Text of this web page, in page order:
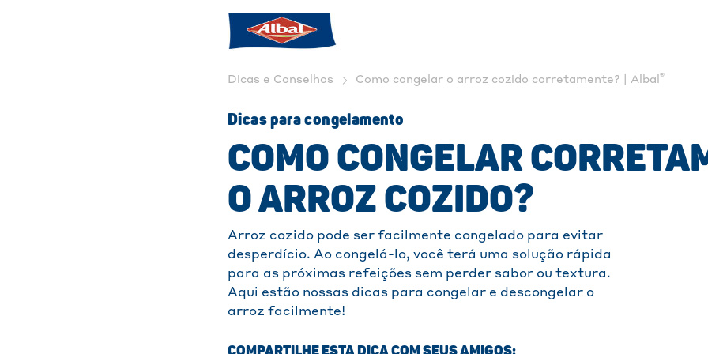
Dicas e Conselhos Como congelar o arroz cozido corretamente? | Albal ®
Dicas para congelamento
COMO CONGELAR
O ARROZ COZIDO?
Arroz cozido pode ser facilmente congelado para evitar
desperdício. Ao congelá-lo, você terá uma solução rápida
para as próximas refeições sem perder sabor ou textura.
Aqui estão nossas dicas para congelar e descongelar o
arroz facilmente!